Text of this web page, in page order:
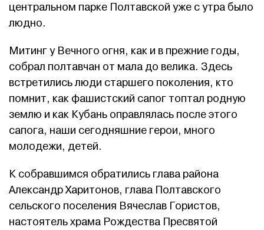
центральном парке Полтавской уже с утра было
людно.
Митинг у Вечного огня, как и в прежние годы,
собрал полтавчан от мала до велика. Здесь
встретились люди старшего поколения, кто
помнит, как фашистский сапог топтал родную
землю и как Кубань оправлялась после этого
сапога, наши сегодняшние герои, много
молодежи, детей.
К собравшимся обратились глава района
Александр Харитонов, глава Полтавского
сельского поселения Вячеслав Гористов,
настоятель храма Рождества Пресвятой